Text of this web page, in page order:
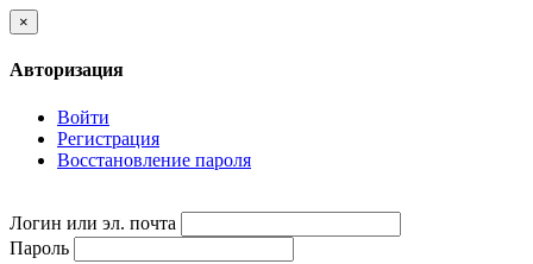
×
Авторизация
Войти
Регистрация
Восстановление пароля
Логин или эл. почта
Пароль